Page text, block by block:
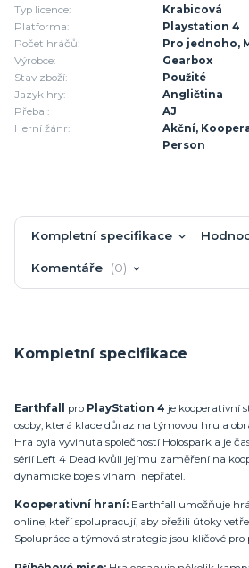
Typ licence:
Krabicová
Platforma:
Playstation 4
Počet hráčů:
Pro jednoho,
Výrobce:
Gearbox
Stav zboží:
Použité
Jazyk hry:
Angličtina
Přebal:
AJ
Herní žánr:
Akční,
Person
Kompletní specifikace
Komentáře 0
Kompletní specifikace
Earthfall pro PlayStation 4 je kooperativní
osoby, která klade důraz na týmovou hru a
Hra byla vyvinuta společností Holospark a je
sérií Left 4 Dead kvůli jejímu zaměření na
dynamické boje s vlnami nepřátel.
Kooperativní hraní: Earthfall umožňuje
online, kteří spolupracují, aby přežili útoky
Spolupráce a týmová strategie jsou klíčové pro